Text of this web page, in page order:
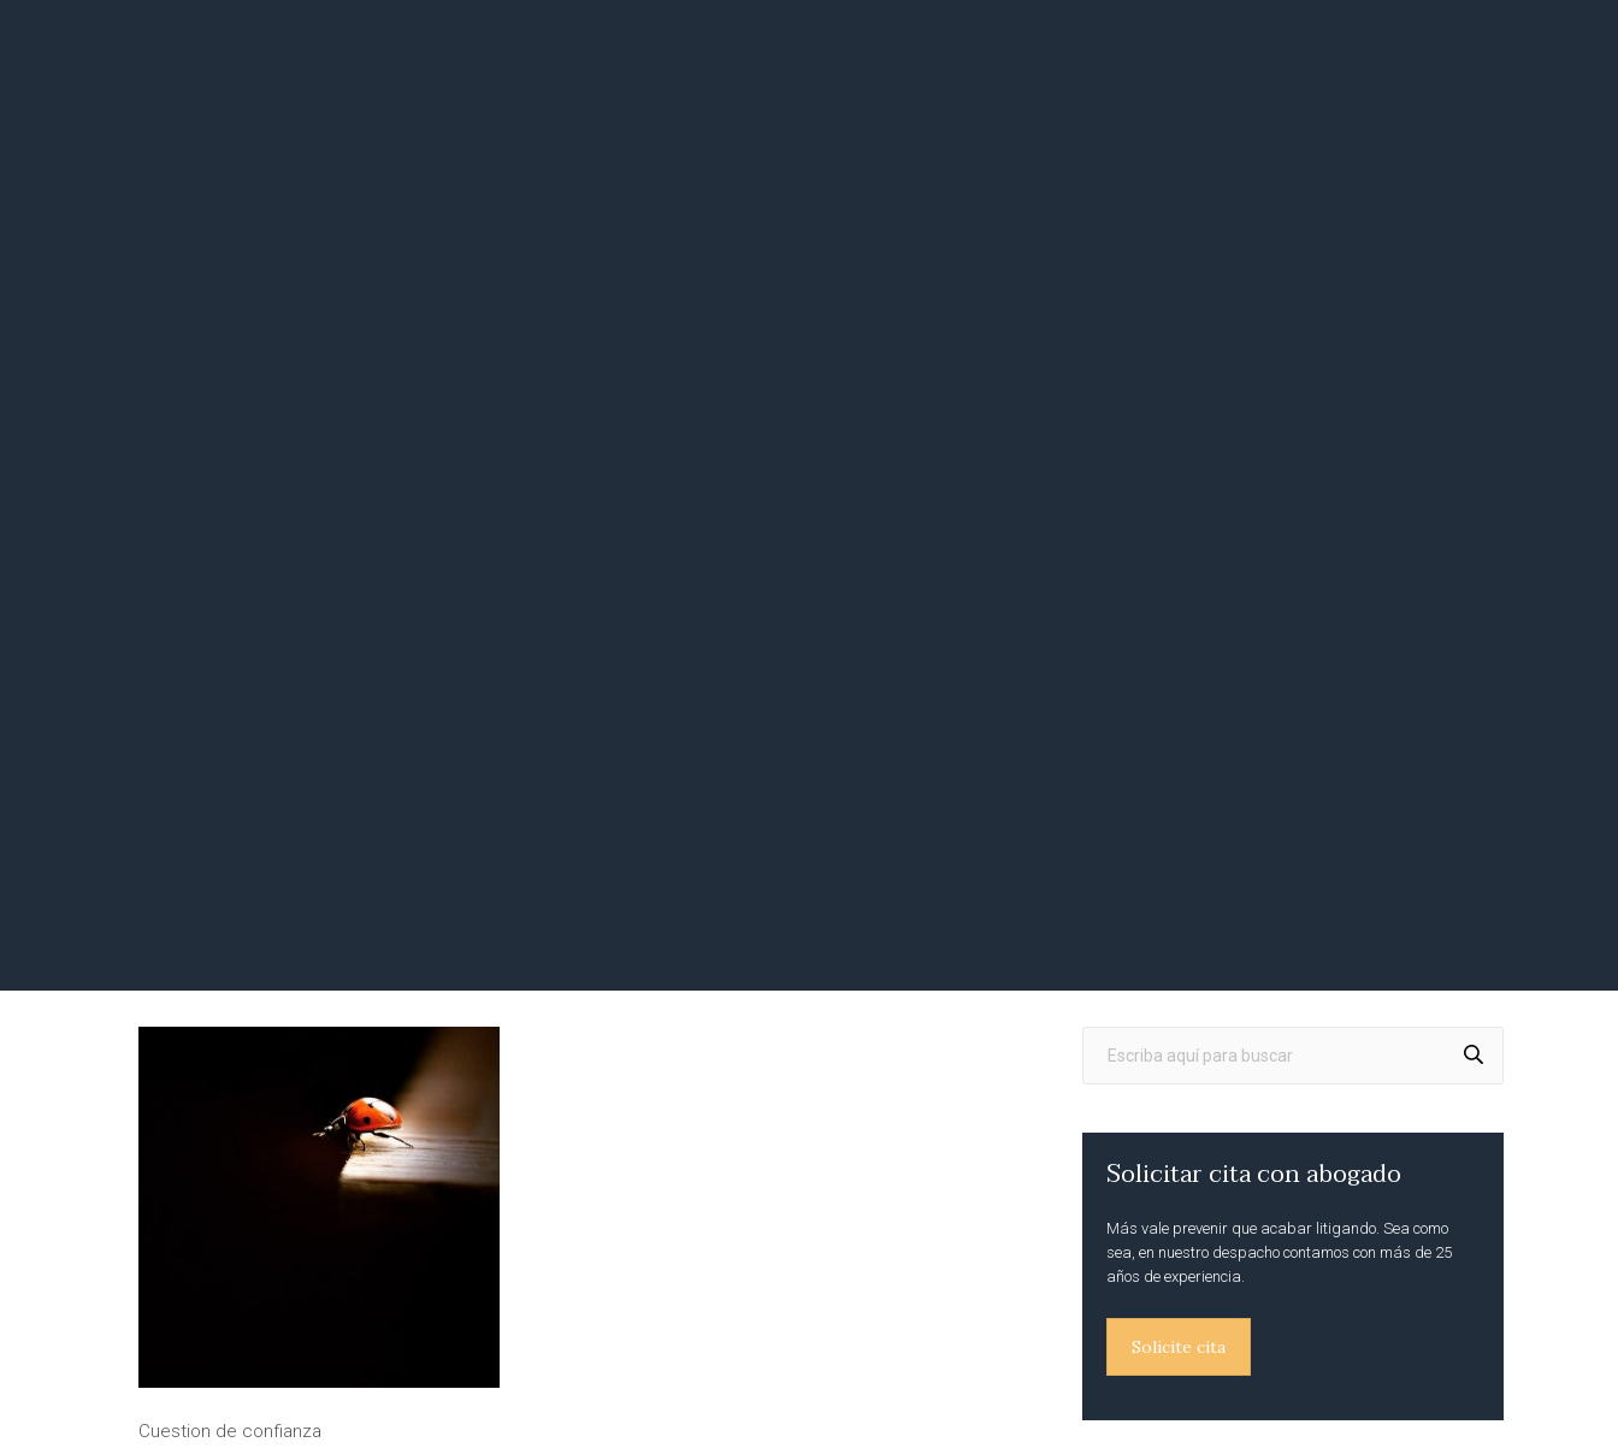
Cuestion de confianza
Solicitar cita con abogado
Más vale prevenir que acabar litigando. Sea como
sea, en nuestro despacho contamos con más de 25
años de experiencia.
Solicite cita